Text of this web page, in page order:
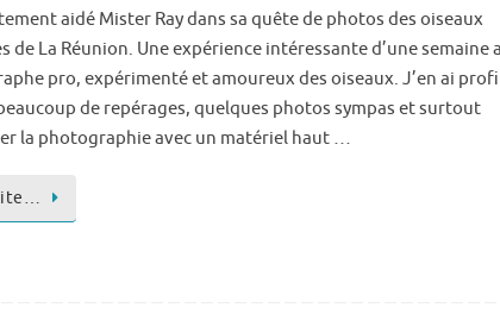
aidé Mister Ray dans sa quête de photos des oiseaux
de La Réunion. Une expérience intéressante d’une semaine
pro, expérimenté et amoureux des oiseaux. J’en ai
de repérages, quelques photos sympas et surtout
la photographie avec un matériel haut …